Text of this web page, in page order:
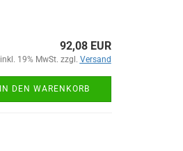
92,08 EUR
inkl. 19% MwSt. zzgl. Versand
IN DEN WARENKORB